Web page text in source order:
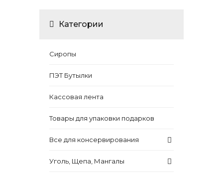
Категории
Сиропы
ПЭТ Бутылки
Кассовая лента
Товары для упаковки подарков
Все для консервирования
Уголь, Щепа, Мангалы